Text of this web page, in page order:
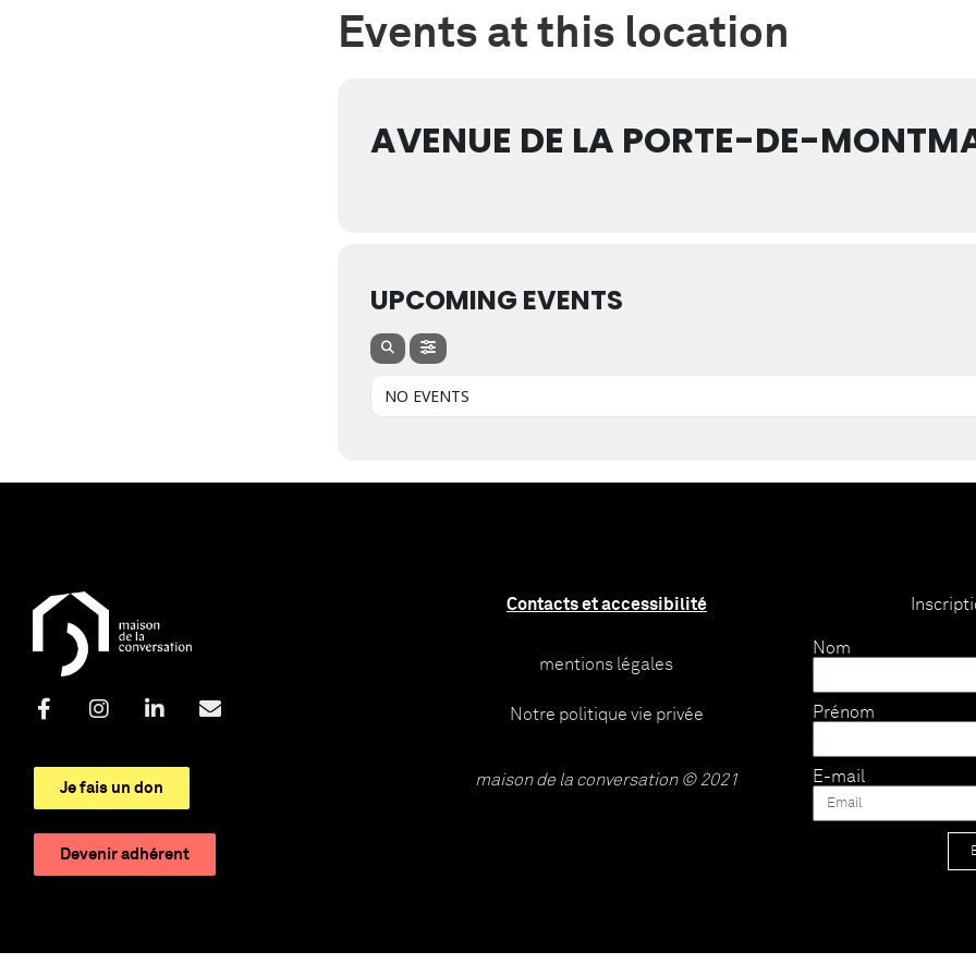
Events at this location
AVENUE DE LA PORTE-DE-
UPCOMING EVENTS
NO EVENTS
Je fais un don
Devenir adhérent
Contacts et accessibilité
mentions légales
Notre politique vie privée
maison de la conversation © 2021
Nom
Prénom
E-mail